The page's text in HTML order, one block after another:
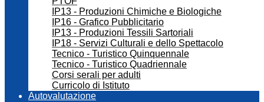
IP13 - Produzioni Chimiche e Biologiche
IP16 - Grafico Pubblicitario
IP13 - Produzioni Tessili Sartoriali
IP18 - Servizi Culturali e dello Spettacolo
Tecnico - Turistico Quinquennale
Tecnico - Turistico Quadriennale
Corsi serali per adulti
Curricolo di Istituto
Autovalutazione